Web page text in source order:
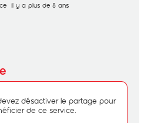
il y a plus de 8 ans
désactiver le partage pour
de ce service.